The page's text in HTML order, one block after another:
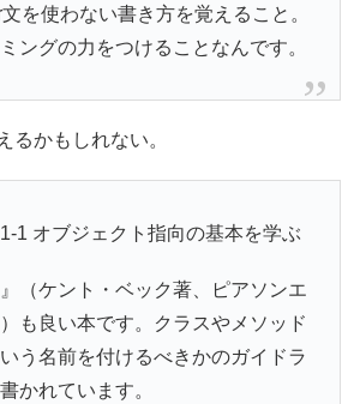
を使わない書き方を覚えること。
ングの力をつけることなんです。
るかもしれない。
1 オブジェクト指向の基本を学ぶ
』（ケント・ベック著、ピアソンエ
も良い本です。クラスやメソッド
う名前を付けるべきかのガイドラ
かれています。